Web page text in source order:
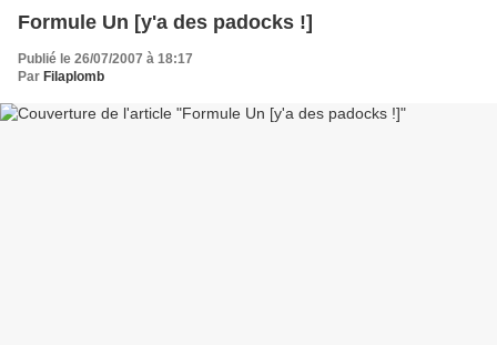
Formule Un [y'a des padocks !]
Publié le 26/07/2007 à 18:17
Par Filaplomb